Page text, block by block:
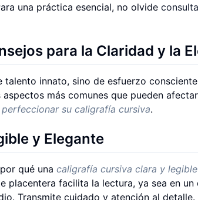
una práctica esencial, no olvide
para la Claridad y la
talento innato, sino de esfuerzo
más comunes que pueden
perfeccionar su caligrafía cursiva.
y Elegante
qué una caligrafía cursiva clara y legible
facilita la lectura, ya sea en un
Transmite cuidado y atención al detalle.